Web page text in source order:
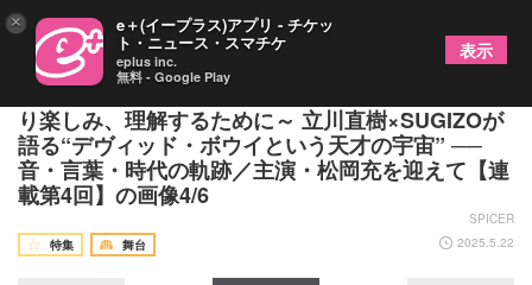
ミュージカル『LAZARUS』上演記念特別対談～よ
り楽しみ、理解するために～ 立川直樹×SUGIZOが
語る“デヴィッド・ボウイという天才の宇宙” ──
音・言葉・時代の軌跡／主演・松岡充を迎えて【連
載第4回】の画像4/6
SPICER
特集
舞台 2025.5.22
× e＋(イープラス)アプリ - チケッ
ト・ニュース・スマチケ
eplus inc.
無料 - Google Play
表示